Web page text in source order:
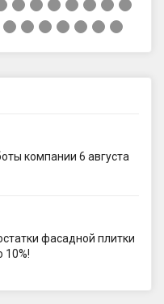
компании 6 августа
фасадной плитки
10%!